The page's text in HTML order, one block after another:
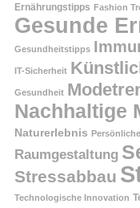
Ernährungstipps Fashion
Gesunde
Gesundheitstipps
IT-Sicherheit
Gesundheit
Nachhaltige
Naturerlebnis
Raumgestaltung
Stressabbau
Technologische Innovation